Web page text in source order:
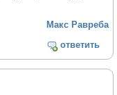
Макс Равреба
ответить